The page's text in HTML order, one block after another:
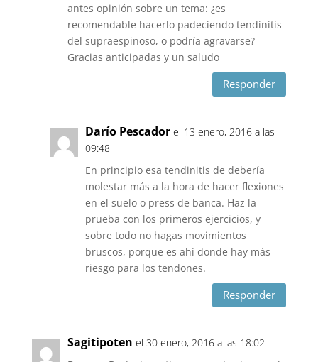
antes opinión sobre un tema: ¿es
recomendable hacerlo padeciendo tendinitis
del supraespinoso, o podría agravarse?
Gracias anticipadas y un saludo
Responder
Darío Pescador el 13 enero, 2016 a las
09:48
En principio esa tendinitis de debería
molestar más a la hora de hacer flexiones
en el suelo o press de banca. Haz la
prueba con los primeros ejercicios, y
sobre todo no hagas movimientos
bruscos, porque es ahí donde hay más
riesgo para los tendones.
Responder
Sagitipoten el 30 enero, 2016 a las 18:02